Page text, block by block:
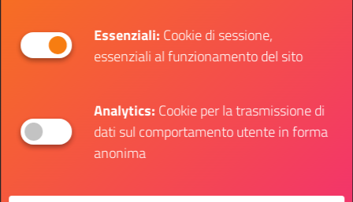
Essenziali:Cookie di sessione,
essenziali al funzionamento del sito
Analytics:Cookie per la trasmissione di
dati sul comportamento utente in forma
anonima